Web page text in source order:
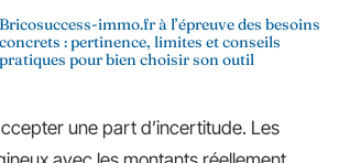
Bricosuccess-immo.fr à l’épreuve des besoins
concrets : pertinence, limites et conseils
pratiques pour bien choisir son outil
une part d’incertitude. Les